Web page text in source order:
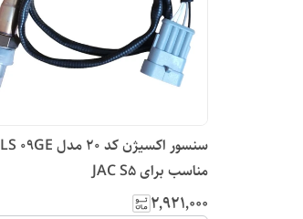
سنسور اکسیژن کد ۲۰ مدل LS 09GE
مناسب برای JAC S5
۲٬۹۲۱٬۰۰۰